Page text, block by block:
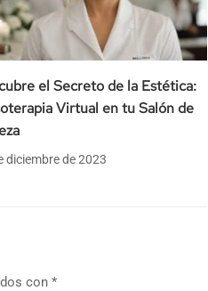
el Secreto de la Estética:
Virtual en tu Salón de
diciembre de 2023
con *